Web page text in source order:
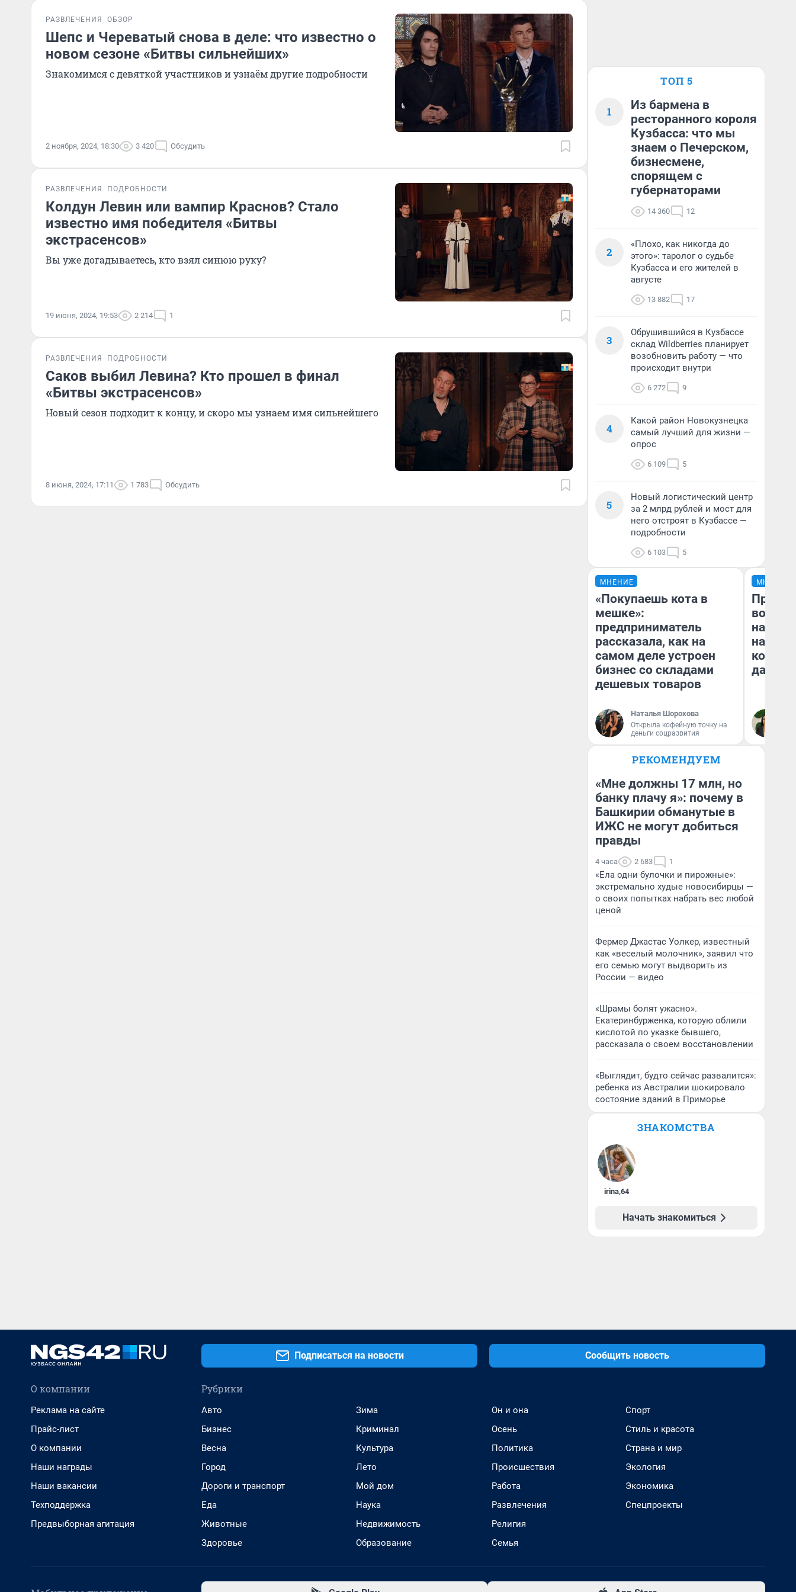
РАЗВЛЕЧЕНИЯ ОБЗОР
Шепс и Череватый снова в деле: что известно о
новом сезоне «Битвы сильнейших»
Знакомимся с девяткой участников и узнаём другие подробности
2 ноября, 2024, 18:30 3 420 Обсудить
РАЗВЛЕЧЕНИЯ ПОДРОБНОСТИ
Колдун Левин или вампир Краснов? Стало
известно имя победителя «Битвы
экстрасенсов»
Вы уже догадываетесь, кто взял синюю руку?
19 июня, 2024, 19:53 2 214 1
РАЗВЛЕЧЕНИЯ ПОДРОБНОСТИ
Саков выбил Левина? Кто прошел в финал
«Битвы экстрасенсов»
Новый сезон подходит к концу, и скоро мы узнаем имя сильнейшего
8 июня, 2024, 17:11 1 783 Обсудить
ТОП 5
1
Из бармена в
ресторанного короля
Кузбасса: что мы
знаем о Печерском,
бизнесмене,
спорящем с
губернаторами
14 360 12
2
«Плохо, как никогда до
этого»: таролог о судьбе
Кузбасса и его жителей в
августе
13 882 17
3
Обрушившийся в Кузбассе
склад Wildberries планирует
возобновить работу — что
происходит внутри
6 272 9
4
Какой район Новокузнецка
самый лучший для жизни —
опрос
6 109 5
5
Новый логистический центр
за 2 млрд рублей и мост для
него отстроят в Кузбассе —
подробности
6 103 5
МНЕНИЕ
«Покупаешь кота в
мешке»:
предприниматель
рассказала, как на
самом деле устроен
бизнес со складами
дешевых товаров
Наталья Шорохова
Открыла кофейную точку на
деньги соцразвития
МНЕНИЕ
нам
даже
РЕКОМЕНДУЕМ
«Мне должны 17 млн, но
банку плачу я»: почему в
Башкирии обманутые в
ИЖС не могут добиться
правды
4 часа 2 683 1
«Ела одни булочки и пирожные»:
экстремально худые новосибирцы —
о своих попытках набрать вес любой
ценой
Фермер Джастас Уолкер, известный
как «веселый молочник», заявил что
его семью могут выдворить из
России — видео
«Шрамы болят ужасно».
Екатеринбурженка, которую облили
кислотой по указке бывшего,
рассказала о своем восстановлении
«Выглядит, будто сейчас развалится»:
ребенка из Австралии шокировало
состояние зданий в Приморье
ЗНАКОМСТВА
irina,64
Начать знакомиться
Подписаться на новости Сообщить новость
О компании
Реклама на сайте
Прайс-лист
О компании
Наши награды
Наши вакансии
Техподдержка
Предвыборная агитация
Рубрики
Авто
Бизнес
Весна
Город
Дороги и транспорт
Еда
Животные
Здоровье
Зима
Криминал
Культура
Лето
Мой дом
Наука
Недвижимость
Образование
Он и она
Осень
Политика
Происшествия
Работа
Развлечения
Религия
Семья
Спорт
Стиль и красота
Страна и мир
Экология
Экономика
Спецпроекты